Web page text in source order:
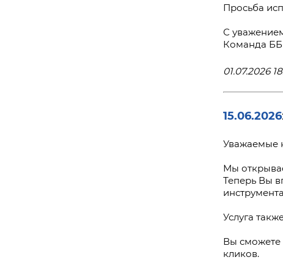
Просьба
С
Команда
01.07.2026
15.06.2026:
Уважаемые
Мы
Теперь Вы
Услуга
Вы сможете
кликов.